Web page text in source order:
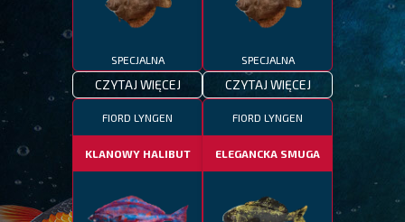
SPECJALNA
CZYTAJ WIĘCEJ
SPECJALNA
CZYTAJ WIĘCEJ
FIORD LYNGEN
KLANOWY HALIBUT
FIORD LYNGEN
ELEGANCKA SMUGA